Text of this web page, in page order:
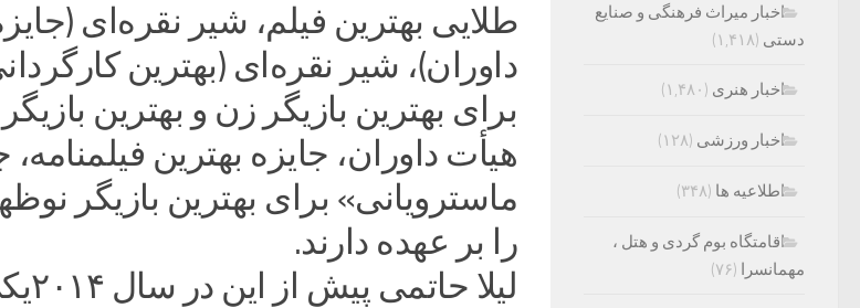
طلایی بهترین فیلم، شیر نقره‌ای
داوران)، شیر نقره‌ای (بهترین
برای بهترین بازیگر زن و بهترین
هیأت داوران، جایزه بهترین
ماسترویانی» برای بهترین بازیگر
را بر عهده دارند.
لیلا
اخبار میراث فرهنگی و صنایع
دستی (۱,۴۱۸)
اخبار هنری (۱,۴۸۰)
اخبار ورزشی (۱۲۸)
اطلاعیه ها (۳۴۸)
اقامتگاه بوم گردی و هتل ،
مهمانسرا (۷۶)